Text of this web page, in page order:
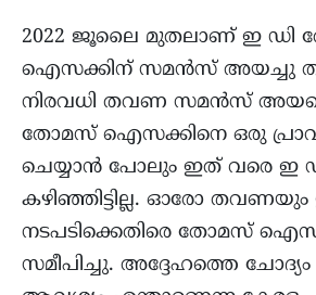
2022 ജൂലൈ മുതലാണ് ഇ ഡി
ഐസക്കിന് സമൻസ് അയച്ചു
നിരവധി തവണ സമൻസ്
തോമസ് ഐസക്കിനെ ഒരു
ചെയ്യാൻ പോലും ഇത് വരെ ഇ
കഴിഞ്ഞിട്ടില്ല. ഓരോ
നടപടിക്കെതിരെ തോമസ്
സമീപിച്ചു. അദ്ദേഹത്തെ ചോദ്യം